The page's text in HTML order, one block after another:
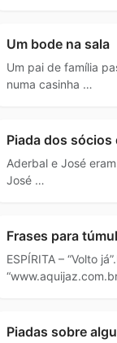
Um bode na sala
Um pai de família
numa casinha …
Piada dos
Aderbal e José
José …
Frases para
ESPÍRITA – “Volto
Piadas sobre